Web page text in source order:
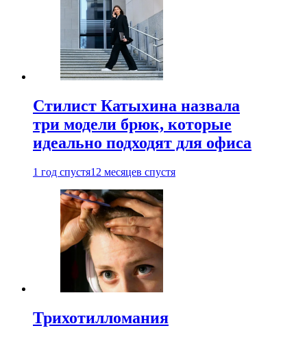
Стилист Катыхина назвала
три модели брюк, которые
идеально подходят для офиса
1 год спустя12 месяцев спустя
Трихотилломания